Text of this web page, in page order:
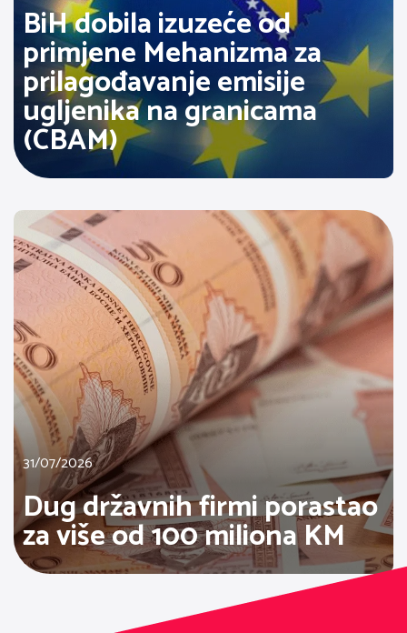
BiH dobila izuzeće od
primjene Mehanizma za
prilagođavanje emisije
ugljenika na granicama
(CBAM)
31/07/2026
Dug državnih firmi porastao
za više od 100 miliona KM